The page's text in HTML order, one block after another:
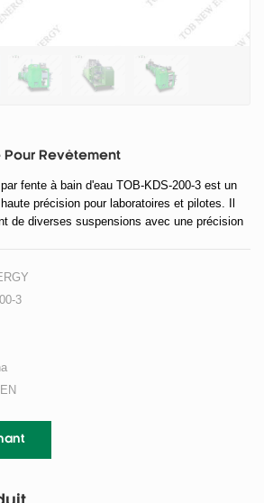
Pour Revêtement
fente à bain d'eau TOB-KDS-200-3 est un
précision pour laboratoires et pilotes. Il
de diverses suspensions avec une précision
3